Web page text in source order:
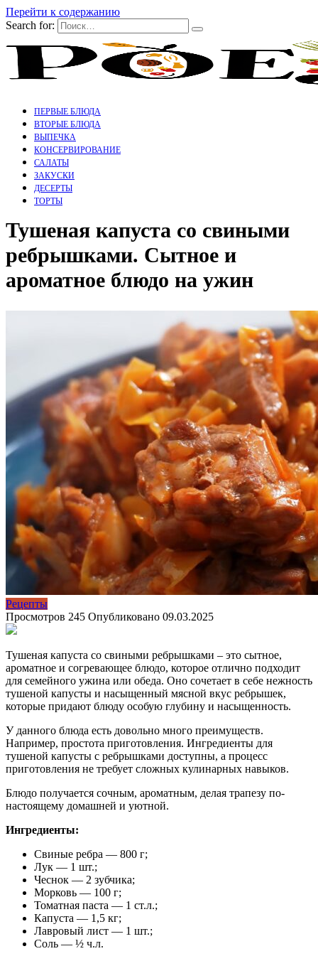
Перейти к содержанию
Search for:
ПЕРВЫЕ БЛЮДА
ВТОРЫЕ БЛЮДА
ВЫПЕЧКА
КОНСЕРВИРОВАНИЕ
САЛАТЫ
ЗАКУСКИ
ДЕСЕРТЫ
ТОРТЫ
Тушеная капуста со свиными
ребрышками. Сытное и
ароматное блюдо на ужин
Рецепты
Просмотров 245 Опубликовано 09.03.2025
Тушеная капуста со свиными ребрышками – это сытное,
ароматное и согревающее блюдо, которое отлично подходит
для семейного ужина или обеда. Оно сочетает в себе нежность
тушеной капусты и насыщенный мясной вкус ребрышек,
которые придают блюду особую глубину и насыщенность.
У данного блюда есть довольно много преимуществ.
Например, простота приготовления. Ингредиенты для
тушеной капусты с ребрышками доступны, а процесс
приготовления не требует сложных кулинарных навыков.
Блюдо получается сочным, ароматным, делая трапезу по-
настоящему домашней и уютной.
Ингредиенты:
Свиные ребра — 800 г;
Лук — 1 шт.;
Чеснок — 2 зубчика;
Морковь — 100 г;
Томатная паста — 1 ст.л.;
Капуста — 1,5 кг;
Лавровый лист — 1 шт.;
Соль — ½ ч.л.